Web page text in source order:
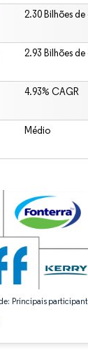
2.30 Bilhões de
2.93 Bilhões de
4.93% CAGR
Médio
Principais
O reuso requer